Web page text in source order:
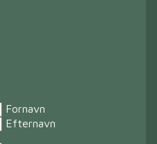
Fornavn
Efternavn